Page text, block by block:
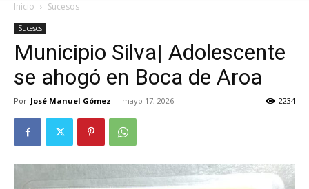
Inicio Sucesos
Sucesos
Municipio Silva| Adolescente
se ahogó en Boca de Aroa
Por José Manuel Gómez - mayo 17, 2026 2234